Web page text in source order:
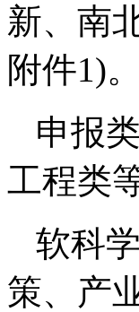
新、南
附件1)。
申报
工程类
软科
策、产